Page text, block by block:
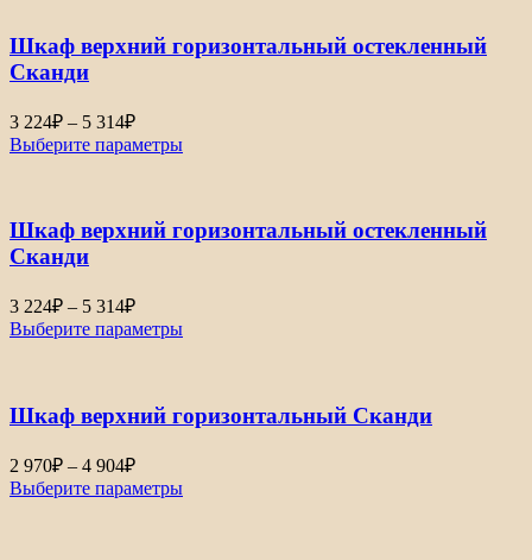
Шкаф верхний горизонтальный остекленный
Сканди
3 224₽ – 5 314₽Диапазон
цен:
3
5
Выберите параметры
Шкаф верхний горизонтальный остекленный
Сканди
3 224₽ – 5 314₽Диапазон
цен:
3
5
Выберите параметры
Шкаф верхний горизонтальный Сканди
2 970₽ – 4 904₽Диапазон
цен:
2
Выберите параметры